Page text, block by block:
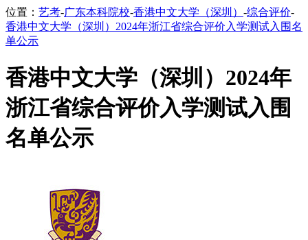
位置： 艺考-广东本科院校-香港中文大学（深圳） -综合评价-
香港中文大学（深圳）2024年浙江省综合评价入学测试入围名
单公示
香港中文大学（深圳）2024年
浙江省综合评价入学测试入围
名单公示